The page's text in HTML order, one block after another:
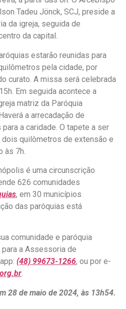
Tadeu Jönck, SCJ, preside a
da igreja, seguida de
da capital.
estarão reunidas para
pela cidade, por
curato. A missa será celebrada
Em seguida acontece a
matriz da Paróquia
a arrecadação de
a caridade. O tapete a ser
quilômetros de extensão e
às 7h.
é uma circunscrição
626 comunidades
, em 30 municípios
das paróquias está
comunidade e paróquia
a Assessoria de
(48) 99673-1266, ou por e-
.
28 de maio de 2024, às 13h54.